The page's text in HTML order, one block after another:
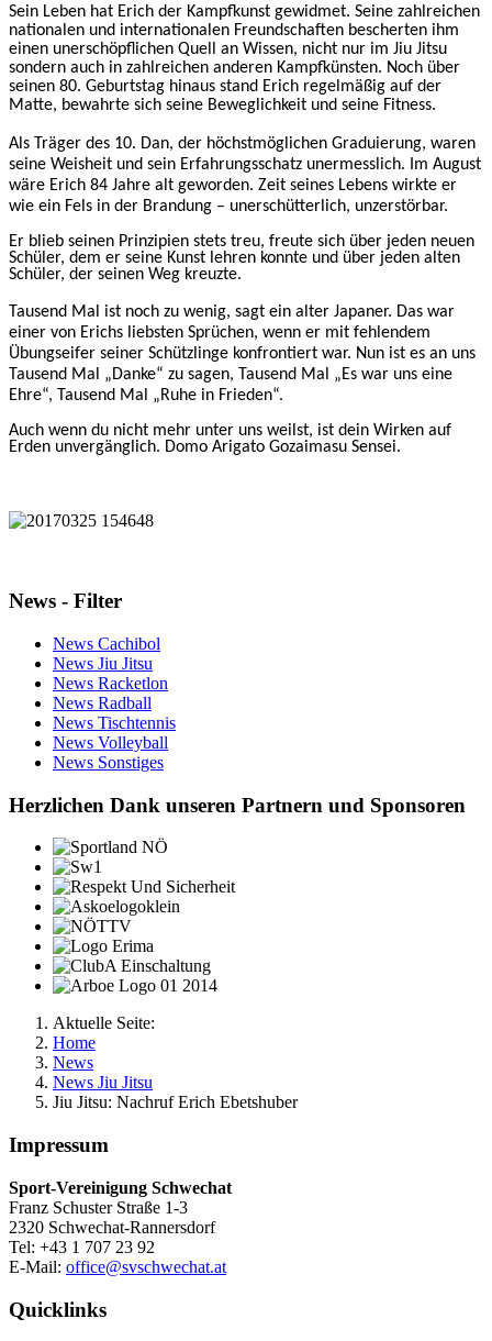
Sein Leben hat Erich der Kampfkunst gewidmet. Seine zahlreichen
nationalen und internationalen Freundschaften bescherten ihm
einen unerschöpflichen Quell an Wissen, nicht nur im Jiu Jitsu
sondern auch in zahlreichen anderen Kampfkünsten. Noch über
seinen 80. Geburtstag hinaus stand Erich regelmäßig auf der
Matte, bewahrte sich seine Beweglichkeit und seine Fitness.
Als Träger des 10. Dan, der höchstmöglichen Graduierung, waren
seine Weisheit und sein Erfahrungsschatz unermesslich. Im August
wäre Erich 84 Jahre alt geworden. Zeit seines Lebens wirkte er
wie ein Fels in der Brandung – unerschütterlich, unzerstörbar.
Er blieb seinen Prinzipien stets treu, freute sich über jeden neuen
Schüler, dem er seine Kunst lehren konnte und über jeden alten
Schüler, der seinen Weg kreuzte.
Tausend Mal ist noch zu wenig, sagt ein alter Japaner. Das war
einer von Erichs liebsten Sprüchen, wenn er mit fehlendem
Übungseifer seiner Schützlinge konfrontiert war. Nun ist es an uns
Tausend Mal „Danke“ zu sagen, Tausend Mal „Es war uns eine
Ehre“, Tausend Mal „Ruhe in Frieden“.
Auch wenn du nicht mehr unter uns weilst, ist dein Wirken auf
Erden unvergänglich. Domo Arigato Gozaimasu Sensei.
News - Filter
News Cachibol
News Jiu Jitsu
News Racketlon
News Radball
News Tischtennis
News Volleyball
News Sonstiges
Herzlichen Dank unseren Partnern und Sponsoren
Aktuelle Seite:
Home
News
News Jiu Jitsu
Jiu Jitsu: Nachruf Erich Ebetshuber
Impressum
Sport-Vereinigung Schwechat
Franz Schuster Straße 1-3
2320 Schwechat-Rannersdorf
Tel: +43 1 707 23 92
E-Mail: office@svschwechat.at
Quicklinks